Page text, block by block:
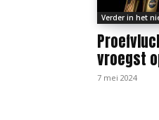
Verder in het
vroegst
7 mei 2024